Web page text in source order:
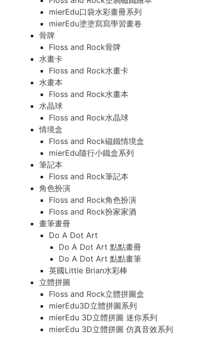
mierEdu口袋水彩畫冊系列
mierEdu塗塗寫寫學習畫卷
骨牌
Floss and Rock骨牌
水畫卡
Floss and Rock水畫卡
水畫本
Floss and Rock水畫本
水晶球
Floss and Rock水晶球
情境盒
Floss and Rock磁鐵情境盒
mierEdu隨行小鐵盒系列
筆記本
Floss and Rock筆記本
角色扮演
Floss and Rock角色扮演
Floss and Rock扮家家酒
畫筆畫冊
Do A Dot Art
Do A Dot Art 點點畫冊
Do A Dot Art 點點畫筆
英國Little Brian水彩棒
立體拼圖
Floss and Rock立體拼圖盒
mierEdu3D立體拼圖系列
mierEdu 3D立體拼圖 迷你系列
mierEdu 3D立體拼圖 仿真音效系列